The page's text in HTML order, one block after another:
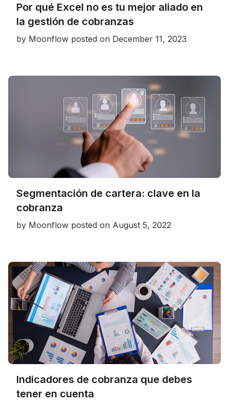
Por qué Excel no es tu mejor aliado en
la gestión de cobranzas
by Moonflow posted on December 11, 2023
Segmentación de cartera: clave en la
cobranza
by Moonflow posted on August 5, 2022
Indicadores de cobranza que debes
tener en cuenta